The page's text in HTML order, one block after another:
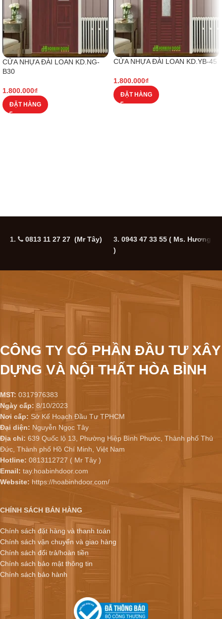
CỬA NHỰA ĐÀI LOAN KD.NG-
B30
1.800.000₫
ĐẶT HÀNG
CỬA NHỰA ĐÀI LOAN KD.YB-45
1.800.000₫
ĐẶT HÀNG
1. 0813 11 27 27 (Mr Tây) 3. 0943 47 33 55 ( Ms. Hương
)
CÔNG TY CỔ PHẦN ĐẦU TƯ XÂY
DỰNG VÀ NỘI THẤT HÒA BÌNH
MST: 0317976383
Ngày cấp: 8/10/2023
Nơi cấp: Sở Kế Hoạch Đầu Tư TPHCM
Đại diện: Nguyễn Ngọc Tây
Địa chỉ: 639 Quốc lộ 13, Phường Hiệp Bình Phước, Thành phố Thủ
Đức, Thành phố Hồ Chí Minh, Việt Nam
Hotline: 0813112727 ( Mr Tây )
Email: tay.hoabinhdoor.com
Website: https://hoabinhdoor.com/
CHÍNH SÁCH BÁN HÀNG
Chính sách đặt hàng và thanh toán
Chính sách vận chuyển và giao hàng
Chính sách đổi trả/hoàn tiền
Chính sách bảo mật thông tin
Chính sách bảo hành